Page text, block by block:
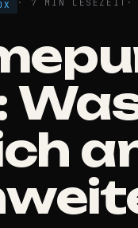
· 7 MIN LESEZEIT ·